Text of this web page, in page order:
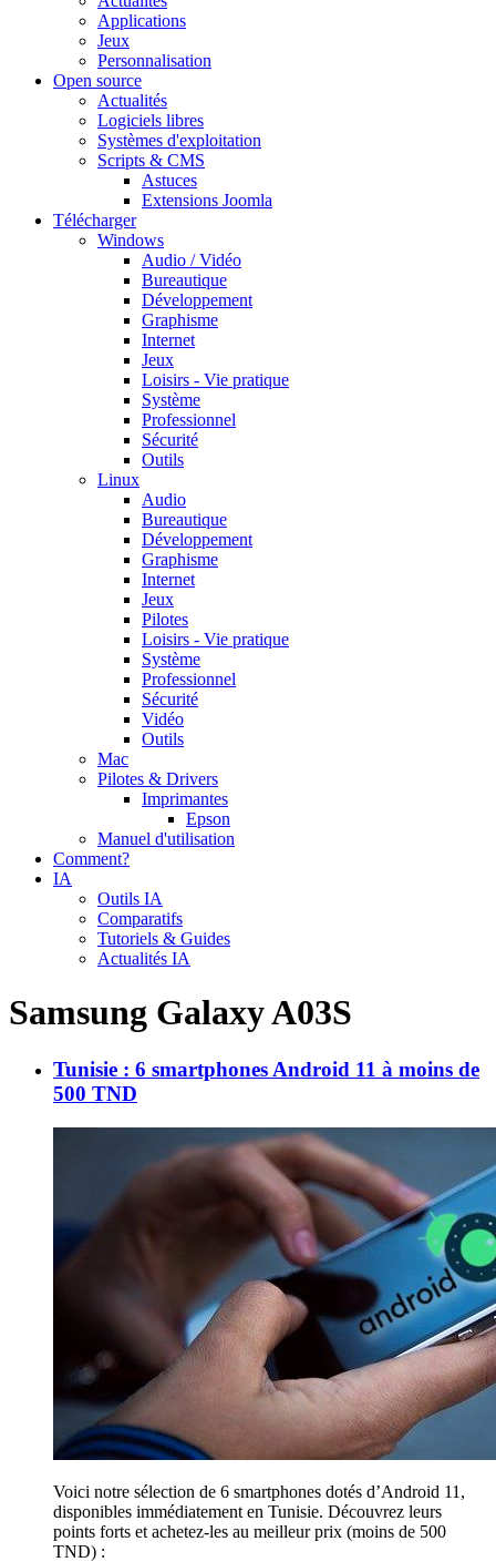
Applications
Jeux
Personnalisation
Open source
Actualités
Logiciels libres
Systèmes d'exploitation
Scripts & CMS
Astuces
Extensions Joomla
Télécharger
Windows
Audio / Vidéo
Bureautique
Développement
Graphisme
Internet
Jeux
Loisirs - Vie pratique
Système
Professionnel
Sécurité
Outils
Linux
Audio
Bureautique
Développement
Graphisme
Internet
Jeux
Pilotes
Loisirs - Vie pratique
Système
Professionnel
Sécurité
Vidéo
Outils
Mac
Pilotes & Drivers
Imprimantes
Epson
Manuel d'utilisation
Comment?
IA
Outils IA
Comparatifs
Tutoriels & Guides
Actualités IA
Samsung Galaxy A03S
Tunisie : 6 smartphones Android 11 à moins de
500 TND
Voici notre sélection de 6 smartphones dotés d’Android 11,
disponibles immédiatement en Tunisie. Découvrez leurs
points forts et achetez-les au meilleur prix (moins de 500
TND) :